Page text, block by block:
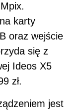
karty
oraz wejście
się z
Ideos X5
zł.
jest